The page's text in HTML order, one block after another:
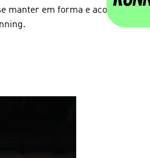
manter em forma e acompanhar